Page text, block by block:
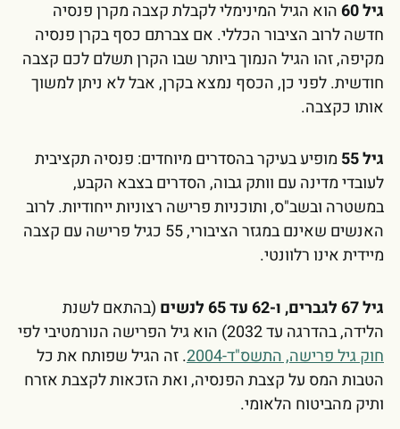
גיל 60
הוא הגיל המינימלי לקבלת קצבה מקרן פנסיה
חדשה לרוב הציבור הכללי. אם צברתם כסף בקרן פנסיה
מקיפה, זהו הגיל הנמוך ביותר שבו הקרן תשלם לכם קצבה
חודשית. לפני כן, הכסף נמצא בקרן, אבל לא ניתן למשוך
אותו כקצבה.
גיל 55
מופיע בעיקר בהסדרים מיוחדים: פנסיה תקציבית
לעובדי מדינה עם וותק גבוה, הסדרים בצבא הקבע,
במשטרה ובשב"ס, ותוכניות פרישה רצוניות ייחודיות. לרוב
האנשים שאינם במגזר הציבורי, 55 כגיל פרישה עם קצבה
מיידית אינו רלוונטי.
גיל 67 לגברים, ו-62 עד 65 לנשים
(בהתאם לשנת
הלידה, בהדרגה עד 2032) הוא גיל הפרישה הנורמטיבי לפי
חוק גיל פרישה, התשס"ד-2004
. זה הגיל שפותח את כל
הטבות המס על קצבת הפנסיה, ואת הזכאות לקצבת אזרח
ותיק מהביטוח הלאומי.